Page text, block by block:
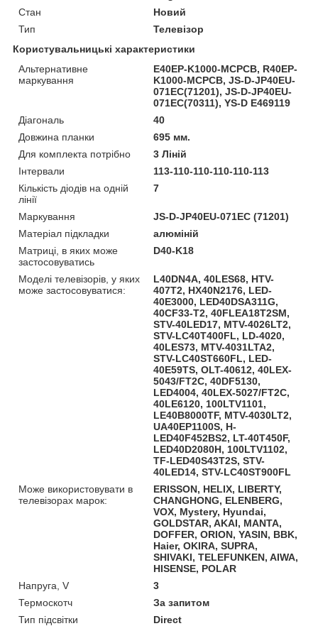
Стан
Новий
Тип
Телевізор
Користувальницькі характеристики
Альтернативне
маркування
E40EP-K1000-MCPCB, R40EP-
K1000-MCPCB, JS-D-JP40EU-
071EC(71201), JS-D-JP40EU-
071EC(70311), YS-D E469119
Діагональ
40
Довжина планки
695 мм.
Для комплекта потрібно
3 Ліній
Інтервали
113-110-110-110-110-113
Кількість діодів на одній
лінії
7
Маркування
JS-D-JP40EU-071EC (71201)
Матеріал підкладки
алюміній
Матриці, в яких може
застосовуватись
D40-K18
Моделі телевізорів, у яких
може застосовуватися:
L40DN4A, 40LES68, HTV-
407T2, HX40N2176, LED-
40E3000, LED40DSA311G,
40CF33-T2, 40FLEA18T2SM,
STV-40LED17, MTV-4026LT2,
STV-LC40T400FL, LD-4020,
40LES73, MTV-4031LTA2,
STV-LC40ST660FL, LED-
40E59TS, OLT-40612, 40LEX-
5043/FT2C, 40DF5130,
LED4004, 40LEX-5027/FT2C,
40LE6120, 100LTV1101,
LE40B8000TF, MTV-4030LT2,
UA40EP1100S, H-
LED40F452BS2, LT-40T450F,
LED40D2080H, 100LTV1102,
TF-LED40S43T2S, STV-
40LED14, STV-LC40ST900FL
Може використовувати в
телевізорах марок:
ERISSON, HELIX, LIBERTY,
CHANGHONG, ELENBERG,
VOX, Mystery, Hyundai,
GOLDSTAR, AKAI, MANTA,
DOFFER, ORION, YASIN, BBK,
Haier, OKIRA, SUPRA,
SHIVAKI, TELEFUNKEN, AIWA,
HISENSE, POLAR
Напруга, V
3
Термоскотч
За запитом
Тип підсвітки
Direct